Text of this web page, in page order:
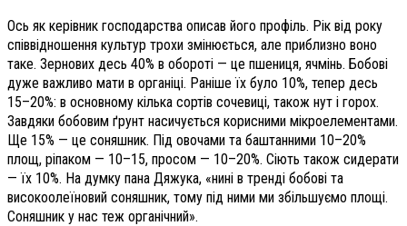
Ось як керівник господарства описав його профіль. Рік від року
співвідношення культур трохи змінюється, але приблизно воно
таке. Зернових десь 40% в обороті — це пшениця, ячмінь. Бобові
дуже важливо мати в органіці. Раніше їх було 10%, тепер десь
15–20%: в основному кілька сортів сочевиці, також нут і горох.
Завдяки бобовим ґрунт насичується корисними мікроелементами.
Ще 15% — це соняшник. Під овочами та баштанними 10–20%
площ, ріпаком — 10–15, просом — 10–20%. Сіють також сидерати
— їх 10%. На думку пана Дяжука, «нині в тренді бобові та
високоолеїновий соняшник, тому під ними ми збільшуємо площі.
Соняшник у нас теж органічний».